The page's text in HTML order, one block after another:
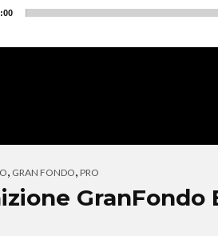
, GRAN FONDO, PRO
GranFondo